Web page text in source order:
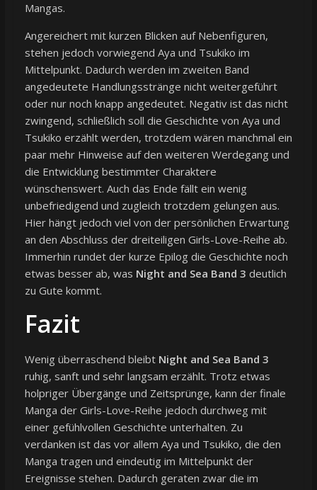
Mangas.
Angereichert mit kurzen Blicken auf Nebenfiguren,
stehen jedoch vorwiegend Aya und Tsukiko im
Mittelpunkt. Dadurch werden im zweiten Band
angedeutete Handlungsstränge nicht weitergeführt
oder nur noch knapp angedeutet. Negativ ist das nicht
zwingend, schließlich soll die Geschichte von Aya und
Tsukiko erzählt werden, trotzdem wären manchmal ein
paar mehr Hinweise auf den weiteren Werdegang und
die Entwicklung bestimmter Charaktere
wünschenswert. Auch das Ende fällt ein wenig
unbefriedigend und zugleich trotzdem gelungen aus.
Hier hängt jedoch viel von der persönlichen Erwartung
an den Abschluss der dreiteiligen Girls-Love-Reihe ab.
Immerhin rundet der kurze Epilog die Geschichte noch
etwas besser ab, was Night and Sea Band 3 deutlich
zu Gute kommt.
Fazit
Wenig überraschend bleibt Night and Sea Band 3
ruhig, sanft und sehr langsam erzählt. Trotz etwas
holpriger Übergänge und Zeitsprünge, kann der finale
Manga der Girls-Love-Reihe jedoch durchweg mit
einer gefühlvollen Geschichte unterhalten. Zu
verdanken ist das vor allem Aya und Tsukiko, die den
Manga tragen und eindeutig im Mittelpunkt der
Ereignisse stehen. Dadurch geraten zwar die im